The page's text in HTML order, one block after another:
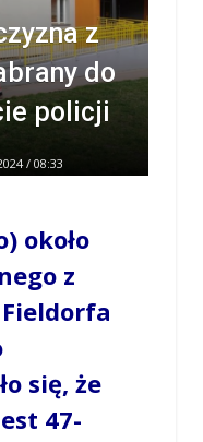
z
do
policji
/ 08:33
około
z
się, że
47-